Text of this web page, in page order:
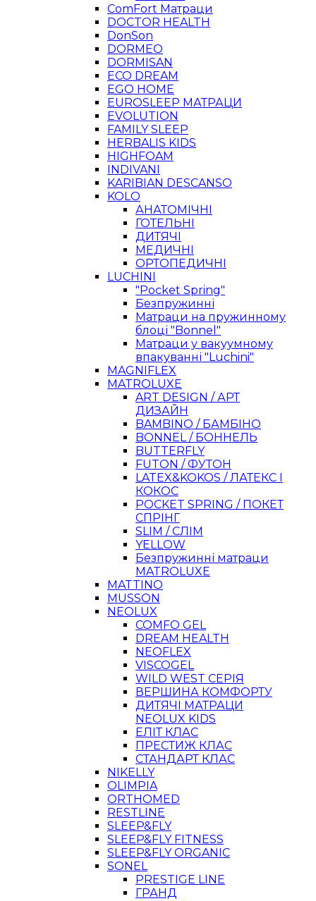
ComFort Матраци
DOCTOR HEALTH
DonSon
DORMEO
DORMISAN
ECO DREAM
EGO HOME
EUROSLEEP МАТРАЦИ
EVOLUTION
FAMILY SLEEP
HERBALIS KIDS
HIGHFOAM
INDIVANI
KARIBIAN DESCANSO
KOLO
АНАТОМІЧНІ
ГОТЕЛЬНІ
ДИТЯЧІ
МЕДИЧНІ
ОРТОПЕДИЧНІ
LUCHINI
"Pocket Spring"
Безпружинні
Матраци на пружинному
блоці "Bonnel"
Матраци у вакуумному
впакуванні "Luchini"
MAGNIFLEX
MATROLUXE
ART DESIGN / АРТ
ДИЗАЙН
BAMBINO / БАМБІНО
BONNEL / БОННЕЛЬ
BUTTERFLY
FUTON / ФУТОН
LATEX&KOKOS / ЛАТЕКС І
КОКОС
POCKET SPRING / ПОКЕТ
СПРІНГ
SLIM / СЛІМ
YELLOW
Безпружинні матраци
MATROLUXE
MATTINO
MUSSON
NEOLUX
COMFO GEL
DREAM HEALTH
NEOFLEX
VISCOGEL
WILD WEST СЕРІЯ
ВЕРШИНА КОМФОРТУ
ДИТЯЧІ МАТРАЦИ
NEOLUX KIDS
ЕЛІТ КЛАС
ПРЕСТИЖ КЛАС
СТАНДАРТ КЛАС
NIKELLY
OLIMPIA
ORTHOMED
RESTLINE
SLEEP&FLY
SLEEP&FLY FITNESS
SLEEP&FLY ORGANIC
SONEL
PRESTIGE LINE
ГРАНД